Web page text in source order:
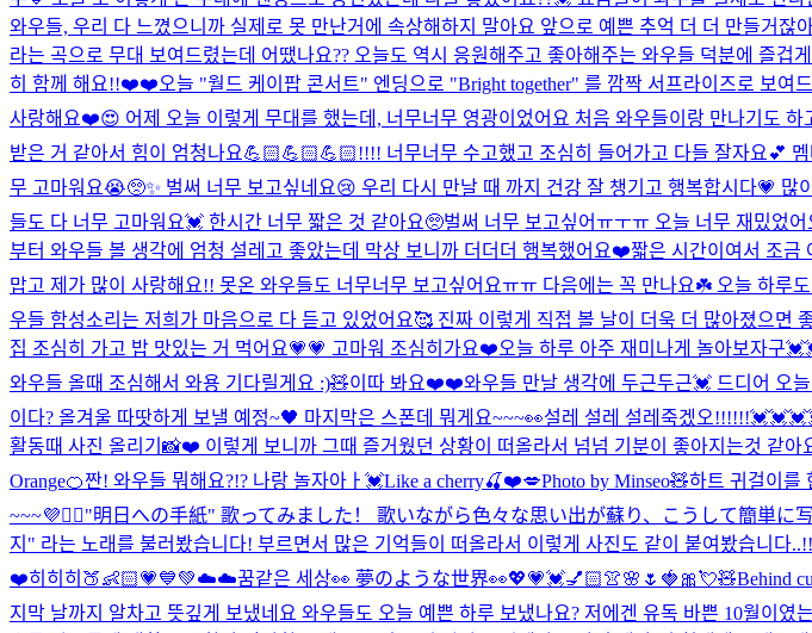
와우들, 우리 다 느꼈으니까 실제로 못 만난거에 속상해하지 말아요 앞으로 예쁜 추억 더 더 만들거잖
라는 곡으로 무대 보여드렸는데 어땠나요?? 오늘도 역시 응원해주고 좋아해주는 와우들 덕분에 즐
히 함께 해요!!❤️❤️오늘 "월드 케이팝 콘서트" 엔딩으로 "Bright together" 를 깜짝 서프라이즈로 보
사랑해요❤️😍 어제 오늘 이렇게 무대를 했는데, 너무너무 영광이었어요 처음 와우들이랑 만나기도
받은 거 같아서 힘이 엄청나요💪🏻💪🏻💪🏻!!!! 너무너무 수고했고 조심히 들어가고 다들 잘자요💕
무 고마워요😭🥺✨ 벌써 너무 보고싶네요😢 우리 다시 만날 때 까지 건강 잘 챙기고 행복합시다💗
들도 다 너무 고마워요💓 한시간 너무 짧은 것 같아요🥺벌써 너무 보고싶어ㅠㅜㅠ 오늘 너무 재밌었
부터 와우들 볼 생각에 엄청 설레고 좋았는데 막상 보니까 더더더 행복했어요❤️짧은 시간이여서 조
맙고 제가 많이 사랑해요!! 못온 와우들도 너무너무 보고싶어요ㅠㅠ 다음에는 꼭 만나요☘️ 오늘 하루
우들 함성소리는 저희가 마음으로 다 듣고 있었어요🥰 진짜 이렇게 직접 볼 날이 더욱 더 많아졌으
집 조심히 가고 밥 맛있는 거 먹어요💗💗 고마워 조심히가요❤️오늘 하루 아주 재미나게 놀아보자구
와우들 올때 조심해서 와용 기다릴게요 :)🧸이따 봐요❤️❤️와우들 만날 생각에 두근두근💓 드디어
이다? 올겨울 따땃하게 보낼 예정~🖤 마지막은 스폰데 뭐게요~~~👀설레 설레 설레죽겠오
활동때 사진 올리기📸❤️ 이렇게 보니까 그때 즐거웠던 상황이 떠올라서 넘넘 기분이 좋아지는것 같
Orange🍊짠! 와우들 뭐해요?!? 나랑 놀자아ㅏ💓Like a cherry🍒❤️💋Photo by Minseo🧸하트 귀걸이를
~~~💜🙆‍♀️"明日への手紙" 歌ってみました！ 歌いながら色々な思い出が蘇り、こうして簡単
지" 라는 노래를 불러봤습니다! 부르면서 많은 기억들이 떠올라서 이렇게 사진도 같이 붙여봤습니다
❤️히히히🍑👶🏻💗💙💚☁️☁️꿈같은 세상👀 夢のような世界👀💖💗💓💅🏻👚🌸🌷🍓🎀💘🧸Behind
지막 날까지 알차고 뜻깊게 보냈네요 와우들도 오늘 예쁜 하루 보냈나요? 저에겐 유독 바쁜 10월이